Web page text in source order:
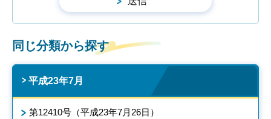
同じ分類から探す
平成23年7月
第12410号（平成23年7月26日）